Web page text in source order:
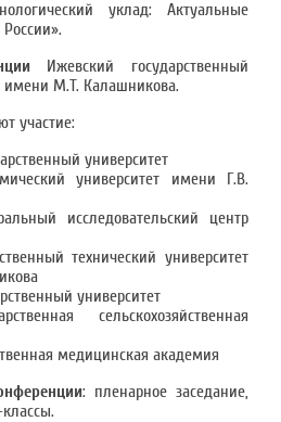
уклад: Актуальные
Ижевский государственный
имени М.Т. Калашникова.
участие:
университет
университет имени Г.В.
исследовательский центр
технический университет
университет
сельскохозяйственная
медицинская академия
: пленарное заседание,